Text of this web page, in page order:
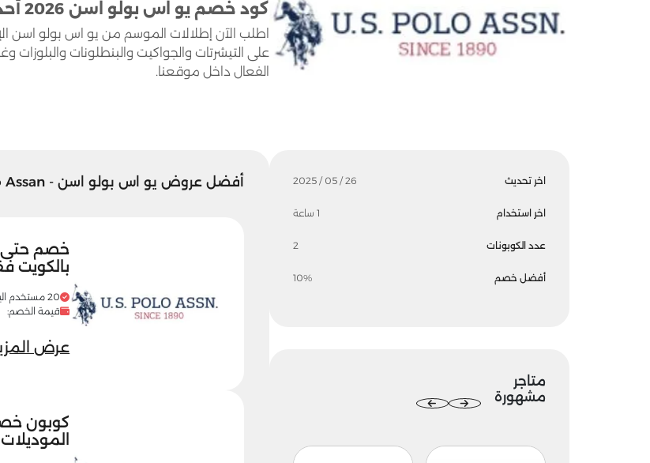
كود خصم يو اس بولو اسن 2026 أحدث كوبونات Us polo Assan بنسبة 10%
على التيشرتات والجواكيت والبنطلونات
الفعال داخل موقعنا.
اخر تحديث 26 / 05 / 2025
اخر استخدام 1 ساعة
عدد الكوبونات 2
أفضل خصم 10%
متاجر
مشهورة
أفضل عروض يو اس بولو اسن - Us Polo Assan
بالكويت
20 مستخدم اليوم
قيمة الخصم:
عرض
الموديلات